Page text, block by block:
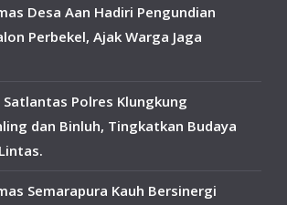
Desa Aan Hadiri Pengundian
Perbekel, Ajak Warga Jaga
Polres Klungkung
dan Binluh, Tingkatkan Budaya
Semarapura Kauh Bersinergi